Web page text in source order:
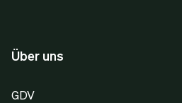
Über uns
GDV